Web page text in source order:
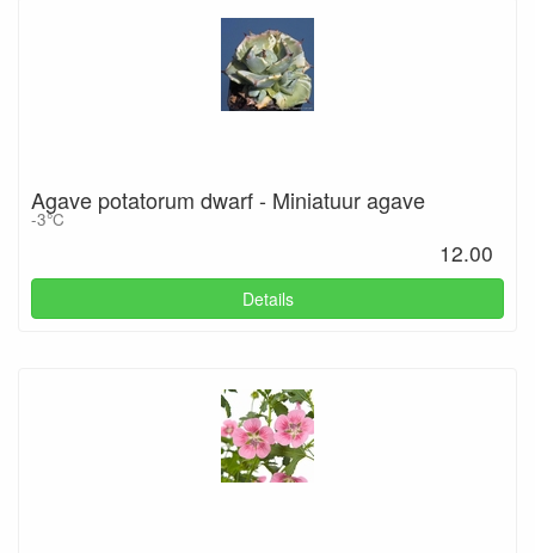
Agave potatorum dwarf - Miniatuur agave
-3°C
12.00
Details